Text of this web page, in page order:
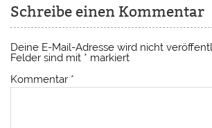
Schreibe einen Kommentar
Deine E-Mail-Adresse wird nicht
Felder sind mit * markiert
Kommentar *